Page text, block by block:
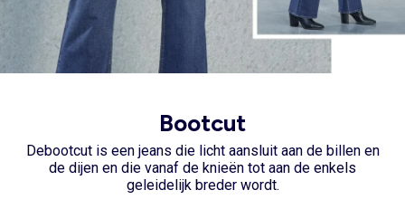
Bootcut
Debootcutis een jeans die licht aansluit aan de billen en
de dijen en die vanaf de knieën tot aan de enkels
geleidelijk breder wordt.